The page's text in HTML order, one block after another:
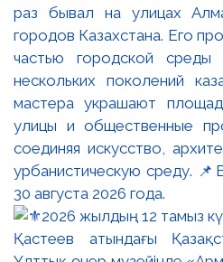
раз бывал на улицах
городов Казахстана. Его
частью городской среды
нескольких поколений
мастера украшают
улицы и общественные
соединяя искусство,
урбанистическую среду.
30 августа 2026 года.